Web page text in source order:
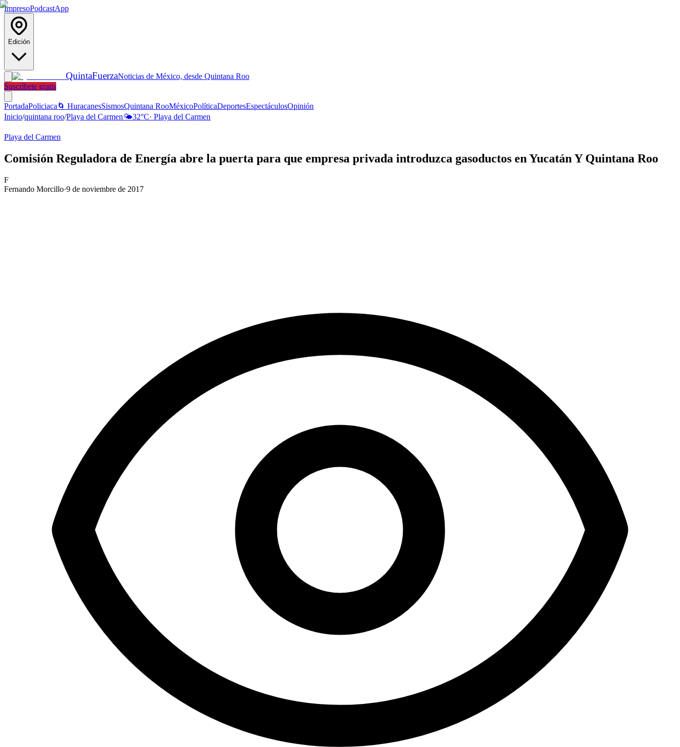
ImpresoPodcastApp
Edición
QuintaFuerzaNoticias de México, desde Quintana Roo
Suscríbete gratis
PortadaPoliciaca 🌀 HuracanesSismosQuintana RooMéxicoPolíticaDeportesEspectáculosOpinión
Inicio/quintana roo/Playa del Carmen🌤️32°C· Playa del Carmen
Playa del Carmen
Comisión Reguladora de Energía abre la puerta para que empresa privada introduzca gasoductos en Yucatán Y Quintana Roo
F
Fernando Morcillo·9 de noviembre de 2017